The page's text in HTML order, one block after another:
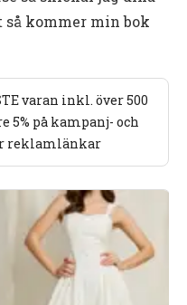
kommer min bok
varan inkl. över 500
5% på kampanj- och
reklamlänkar